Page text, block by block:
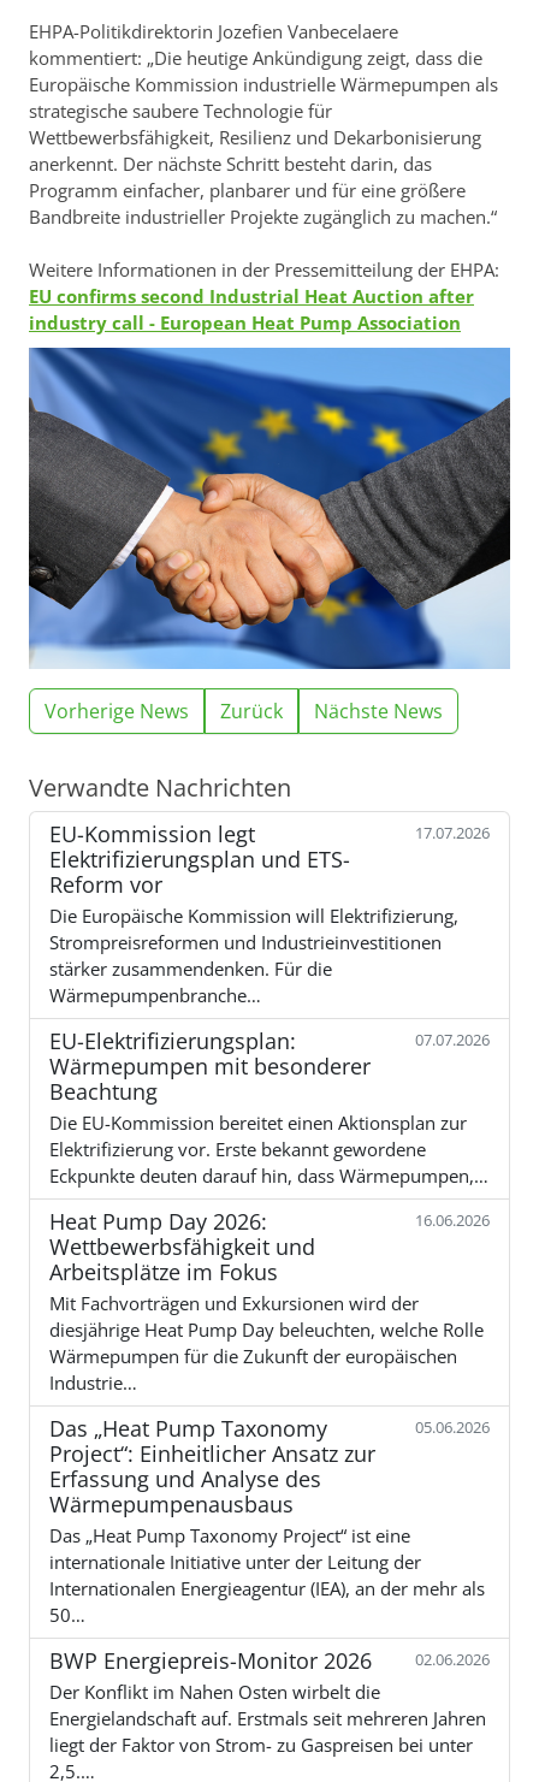
EHPA-Politikdirektorin Jozefien Vanbecelaere
kommentiert: „Die heutige Ankündigung zeigt, dass die
Europäische Kommission industrielle Wärmepumpen als
strategische saubere Technologie für
Wettbewerbsfähigkeit, Resilienz und Dekarbonisierung
anerkennt. Der nächste Schritt besteht darin, das
Programm einfacher, planbarer und für eine größere
Bandbreite industrieller Projekte zugänglich zu machen.“
Weitere Informationen in der Pressemitteilung der EHPA:
EU confirms second Industrial Heat Auction after
industry call - European Heat Pump Association
Vorherige News Zurück Nächste News
Verwandte Nachrichten
EU-Kommission legt
Elektrifizierungsplan und ETS-
Reform vor
17.07.2026
Die Europäische Kommission will Elektrifizierung,
Strompreisreformen und Industrieinvestitionen
stärker zusammendenken. Für die
Wärmepumpenbranche…
EU-Elektrifizierungsplan:
Wärmepumpen mit besonderer
Beachtung
07.07.2026
Die EU-Kommission bereitet einen Aktionsplan zur
Elektrifizierung vor. Erste bekannt gewordene
Eckpunkte deuten darauf hin, dass Wärmepumpen,…
Heat Pump Day 2026:
Wettbewerbsfähigkeit und
Arbeitsplätze im Fokus
16.06.2026
Mit Fachvorträgen und Exkursionen wird der
diesjährige Heat Pump Day beleuchten, welche Rolle
Wärmepumpen für die Zukunft der europäischen
Industrie…
Das „Heat Pump Taxonomy
Project“: Einheitlicher Ansatz zur
Erfassung und Analyse des
Wärmepumpenausbaus
05.06.2026
Das „Heat Pump Taxonomy Project“ ist eine
internationale Initiative unter der Leitung der
Internationalen Energieagentur (IEA), an der mehr als
50…
BWP Energiepreis-Monitor 2026 02.06.2026
Der Konflikt im Nahen Osten wirbelt die
Energielandschaft auf. Erstmals seit mehreren Jahren
liegt der Faktor von Strom- zu Gaspreisen bei unter
2,5.…